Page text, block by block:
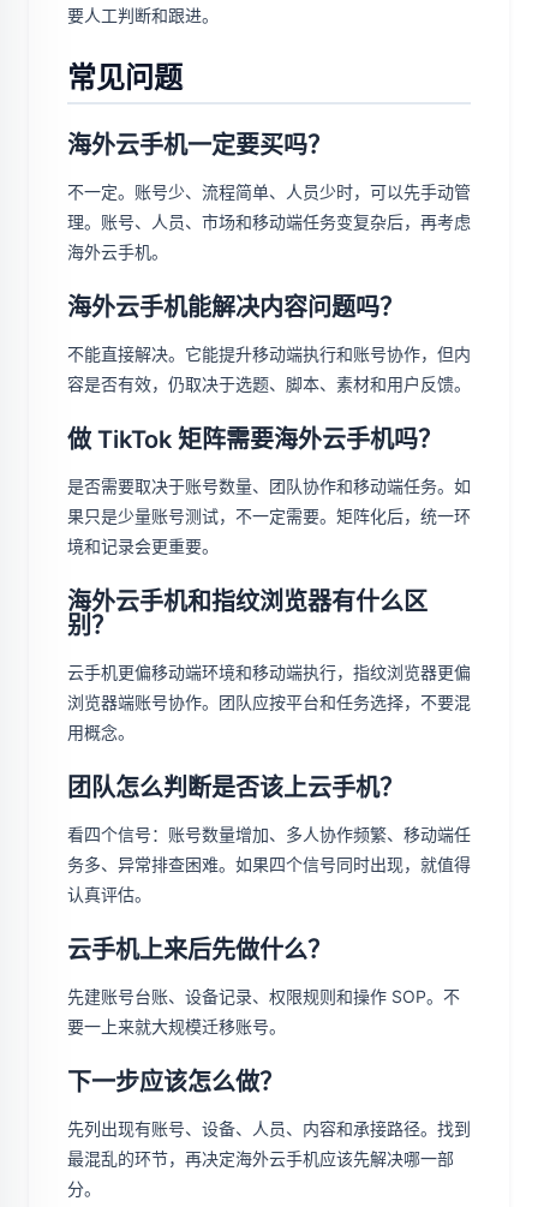
要人工判断和跟进。
常见问题
海外云手机一定要买吗？
不一定。账号少、流程简单、人员少时，可以先手动管
理。账号、人员、市场和移动端任务变复杂后，再考虑
海外云手机。
海外云手机能解决内容问题吗？
不能直接解决。它能提升移动端执行和账号协作，但内
容是否有效，仍取决于选题、脚本、素材和用户反馈。
做 TikTok 矩阵需要海外云手机吗？
是否需要取决于账号数量、团队协作和移动端任务。如
果只是少量账号测试，不一定需要。矩阵化后，统一环
境和记录会更重要。
海外云手机和指纹浏览器有什么区
别？
云手机更偏移动端环境和移动端执行，指纹浏览器更偏
浏览器端账号协作。团队应按平台和任务选择，不要混
用概念。
团队怎么判断是否该上云手机？
看四个信号：账号数量增加、多人协作频繁、移动端任
务多、异常排查困难。如果四个信号同时出现，就值得
认真评估。
云手机上来后先做什么？
先建账号台账、设备记录、权限规则和操作 SOP。不
要一上来就大规模迁移账号。
下一步应该怎么做？
先列出现有账号、设备、人员、内容和承接路径。找到
最混乱的环节，再决定海外云手机应该先解决哪一部
分。